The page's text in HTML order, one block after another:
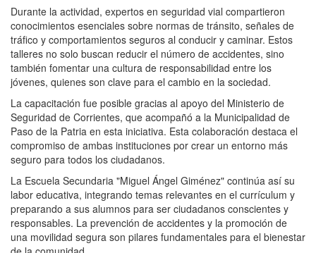
Durante la actividad, expertos en seguridad vial compartieron
conocimientos esenciales sobre normas de tránsito, señales de
tráfico y comportamientos seguros al conducir y caminar. Estos
talleres no solo buscan reducir el número de accidentes, sino
también fomentar una cultura de responsabilidad entre los
jóvenes, quienes son clave para el cambio en la sociedad.
La capacitación fue posible gracias al apoyo del Ministerio de
Seguridad de Corrientes, que acompañó a la Municipalidad de
Paso de la Patria en esta iniciativa. Esta colaboración destaca el
compromiso de ambas instituciones por crear un entorno más
seguro para todos los ciudadanos.
La Escuela Secundaria "Miguel Ángel Giménez" continúa así su
labor educativa, integrando temas relevantes en el currículum y
preparando a sus alumnos para ser ciudadanos conscientes y
responsables. La prevención de accidentes y la promoción de
una movilidad segura son pilares fundamentales para el bienestar